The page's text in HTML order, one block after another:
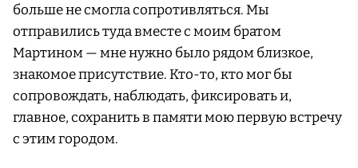
больше не смогла сопротивляться. Мы
отправились туда вместе с моим братом
Мартином — мне нужно было рядом близкое,
знакомое присутствие. Кто-то, кто мог бы
сопровождать, наблюдать, фиксировать и,
главное, сохранить в памяти мою первую встречу
с этим городом.